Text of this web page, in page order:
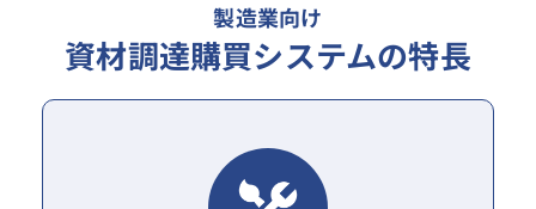
製造業向け
資材調達購買システムの特長